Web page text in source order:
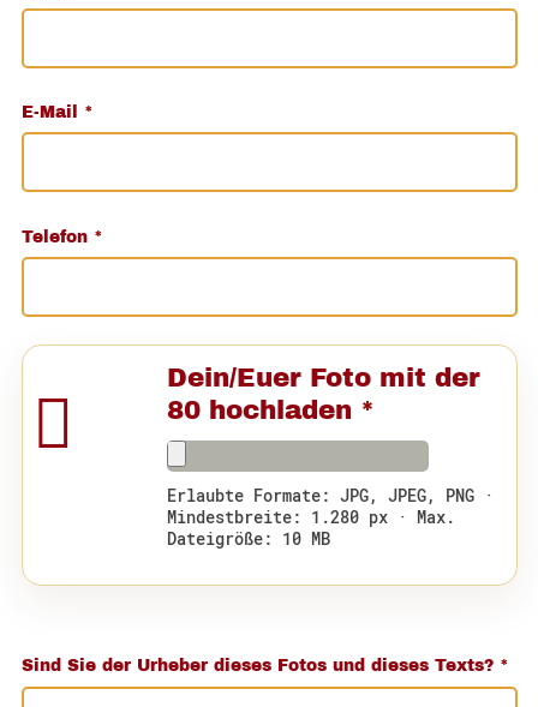
E-Mail *
Telefon*
Dein/Euer Foto mit der
80 hochladen*
Erlaubte Formate: JPG, JPEG, PNG ·
Mindestbreite: 1.280 px · Max.
Dateigröße: 10 MB
Sind Sie der Urheber dieses Fotos und dieses Texts? *